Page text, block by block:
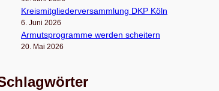
Kreis­mit­glie­der­ver­samm­lung DKP Köln
6. Juni 2026
Armuts­pro­gramme wer­den scheitern
20. Mai 2026